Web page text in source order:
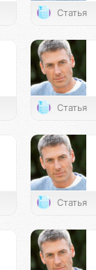
Статья
Статья
Статья